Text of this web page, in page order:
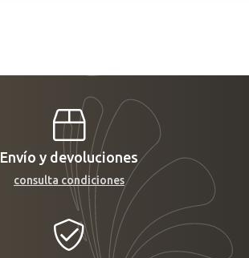
Envío y devoluciones
consulta condiciones